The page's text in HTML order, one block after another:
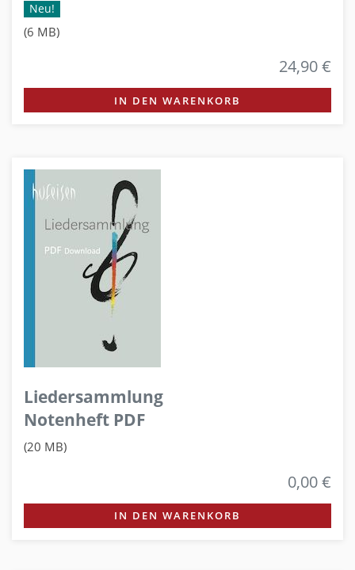
Neu!
(6 MB)
24,90 €
IN DEN WARENKORB
Liedersammlung
Notenheft PDF
(20 MB)
0,00 €
IN DEN WARENKORB